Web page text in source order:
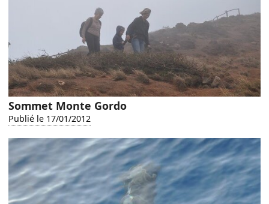
Sommet Monte Gordo
Publié le 17/01/2012